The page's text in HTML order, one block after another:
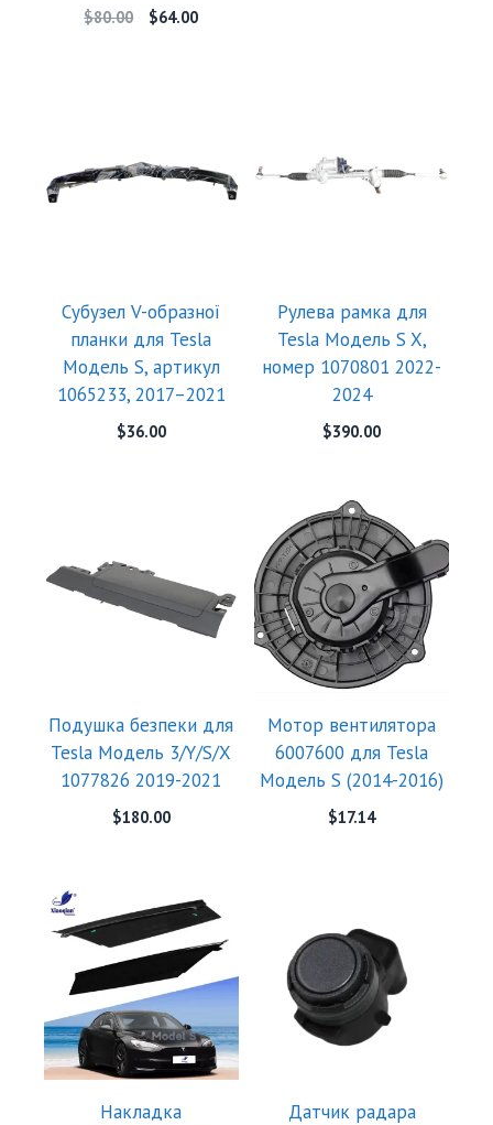
$80.00 $64.00
Субузел V-образної
планки для Tesla
Модель S, артикул
1065233, 2017–2021
$36.00
Рулева рамка для
Tesla Модель S X,
номер 1070801 2022-
2024
$390.00
Подушка безпеки для
Tesla Модель 3/Y/S/X
1077826 2019-2021
$180.00
Мотор вентилятора
6007600 для Tesla
Модель S (2014-2016)
$17.14
Накладка
Датчик радара